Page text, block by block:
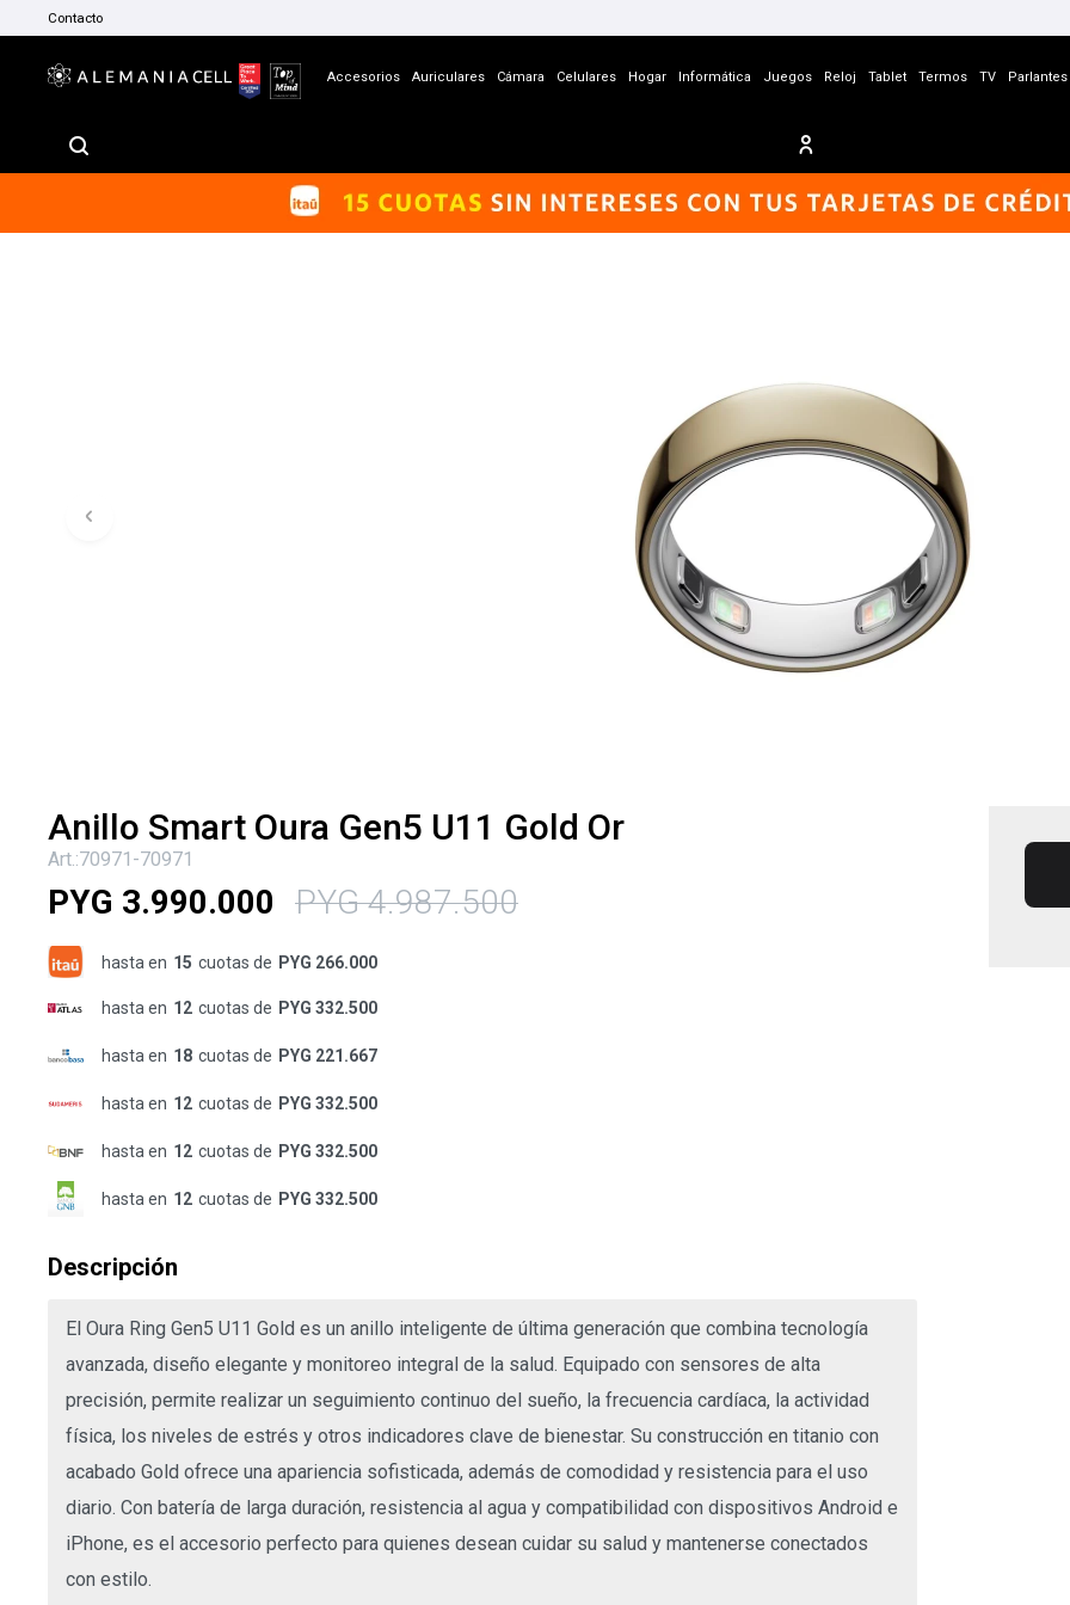
Accesorios Auriculares Cámara Celulares Hogar Informática Juegos Reloj Tablet Termos TV Parlantes
Contacto
Anillo Smart Oura Gen5 U11 Gold Or
70971-70971
PYG 3.990.000 PYG 4.987.500
hasta en 15 cuotas de PYG 266.000
hasta en 12 cuotas de PYG 332.500
hasta en 18 cuotas de PYG 221.667
hasta en 12 cuotas de PYG 332.500
hasta en 12 cuotas de PYG 332.500
hasta en 12 cuotas de PYG 332.500
Descripción
El Oura Ring Gen5 U11 Gold es un anillo inteligente de última generación que combina tecnología
avanzada, diseño elegante y monitoreo integral de la salud. Equipado con sensores de alta
precisión, permite realizar un seguimiento continuo del sueño, la frecuencia cardíaca, la actividad
física, los niveles de estrés y otros indicadores clave de bienestar. Su construcción en titanio con
acabado Gold ofrece una apariencia sofisticada, además de comodidad y resistencia para el uso
diario. Con batería de larga duración, resistencia al agua y compatibilidad con dispositivos Android e
iPhone, es el accesorio perfecto para quienes desean cuidar su salud y mantenerse conectados
con estilo.